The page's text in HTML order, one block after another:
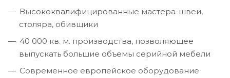
Высококвалифицированные мастера-швеи,
столяра, обивщики
40 000 кв. м. производства, позволяющее
выпускать большие объемы серийной мебели
Современное европейское оборудование